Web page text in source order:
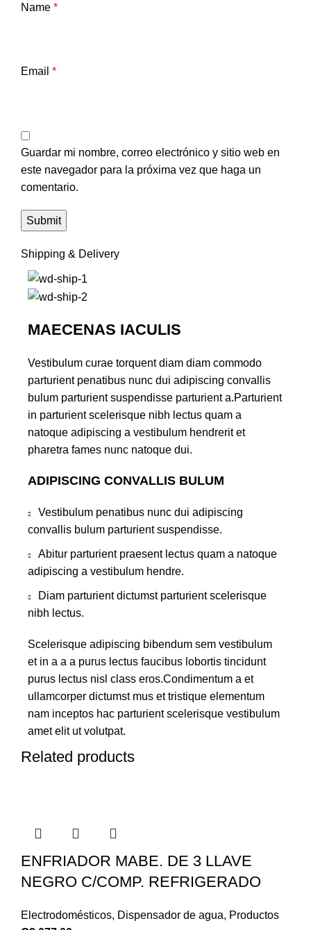
Name *
Email *
Guardar mi nombre, correo electrónico y sitio web en
este navegador para la próxima vez que haga un
comentario.
Shipping & Delivery
MAECENAS IACULIS
Vestibulum curae torquent diam diam commodo
parturient penatibus nunc dui adipiscing convallis
bulum parturient suspendisse parturient a.Parturient
in parturient scelerisque nibh lectus quam a
natoque adipiscing a vestibulum hendrerit et
pharetra fames nunc natoque dui.
ADIPISCING CONVALLIS BULUM
Vestibulum penatibus nunc dui adipiscing
convallis bulum parturient suspendisse.
Abitur parturient praesent lectus quam a natoque
adipiscing a vestibulum hendre.
Diam parturient dictumst parturient scelerisque
nibh lectus.
Scelerisque adipiscing bibendum sem vestibulum
et in a a a purus lectus faucibus lobortis tincidunt
purus lectus nisl class eros.Condimentum a et
ullamcorper dictumst mus et tristique elementum
nam inceptos hac parturient scelerisque vestibulum
amet elit ut volutpat.
Related products
ENFRIADOR MABE. DE 3 LLAVE
NEGRO C/COMP. REFRIGERADO
Electrodomésticos, Dispensador de agua, Productos